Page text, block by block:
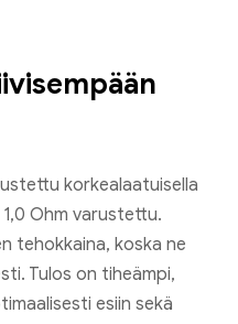
korkealaatuisella
Ohm varustettu.
tehokkaina, koska ne
Tulos on tiheämpi,
esiin sekä